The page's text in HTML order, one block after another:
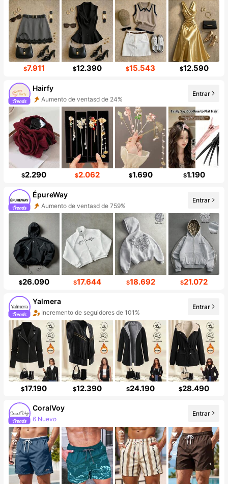
$7.911 $12.390 $15.543 $12.590
Hairfy
Aumento de ventasd de 24%
Incremento de seguidores de 289%
Entrar
$2.290 $2.062 $1.690 $1.190
ÉpureWay
Aumento de ventasd de 759%
Incremento de seguidores de 87%
Entrar
$26.090 $17.644 $18.692 $21.072
Yalmera
Incremento de seguidores de 101%
Aumento de ventasd de 85%
Entrar
$17.190 $12.390 $24.190 $28.490
CoralVoy
6 Nuevo
Incremento de seguidores de 496%
Entrar